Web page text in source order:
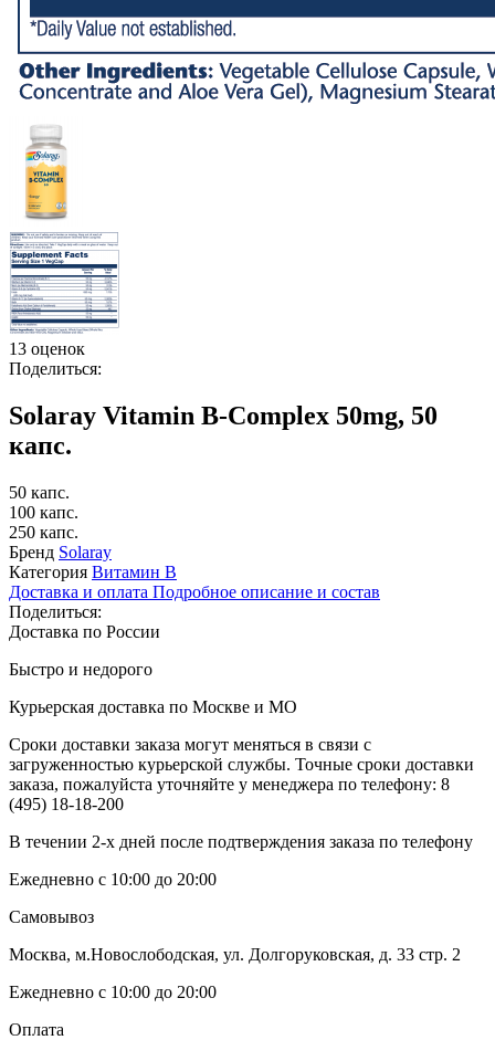
13 оценок
Поделиться:
Solaray Vitamin B-Complex 50mg, 50
капс.
50 капс.
100 капс.
250 капс.
Бренд Solaray
Категория Витамин B
Доставка и оплата Подробное описание и состав
Поделиться:
Доставка по России
Быстро и недорого
Курьерская доставка по Москве и МО
Сроки доставки заказа могут меняться в связи с
загруженностью курьерской службы. Точные сроки доставки
заказа, пожалуйста уточняйте у менеджера по телефону: 8
(495) 18-18-200
В течении 2-х дней после подтверждения заказа по телефону
Ежедневно с 10:00 до 20:00
Самовывоз
Москва, м.Новослободская, ул. Долгоруковская, д. 33 стр. 2
Ежедневно с 10:00 до 20:00
Оплата